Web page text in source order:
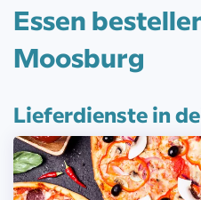
Essen
Moosburg
Lieferdienste in